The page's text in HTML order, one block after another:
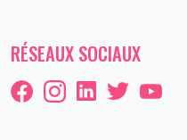
RÉSEAUX SOCIAUX